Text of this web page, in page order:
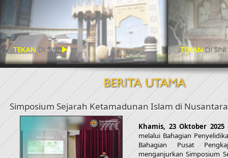
Simposium Sejarah Ketamadunan Islam di Nusantara
Khamis, 23 Oktober 2025
melalui Bahagian
Bahagian Pusat
menganjurkan Simposium